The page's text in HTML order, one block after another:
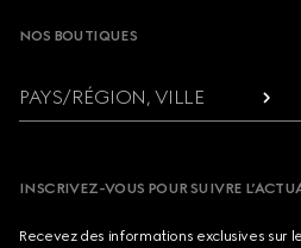
NOS BOUTIQUES
PAYS/RÉGION, VILLE
INSCRIVEZ-VOUS POUR SUIVRE
Recevez des informations exclusives sur